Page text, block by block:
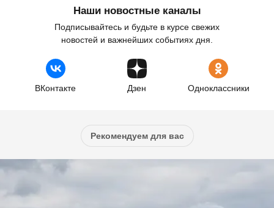
Наши новостные каналы
Подписывайтесь и будьте в курсе свежих
новостей и важнейших событиях дня.
ВКонтакте Дзен Одноклассники
Рекомендуем для вас